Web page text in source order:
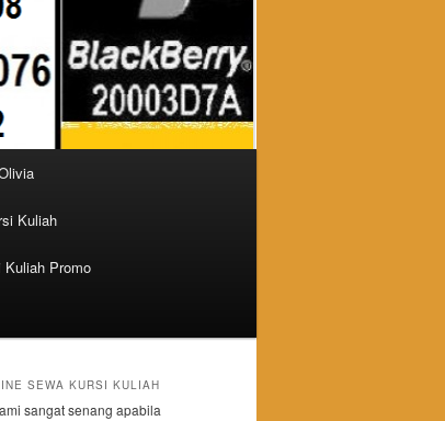
Kuliah
Promo
SEWA KURSI KULIAH
sangat senang apabila